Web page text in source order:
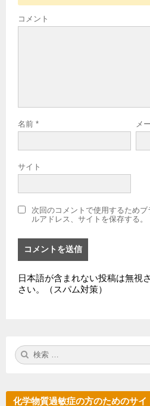
コメント
名前 * メ
サイト
次回のコメントで使用するため
ルアドレス、サイトを保存する。
日本語が含まれない投稿は無視
さい。（スパム対策）
検
索:
化学物質過敏症の方のためのサ